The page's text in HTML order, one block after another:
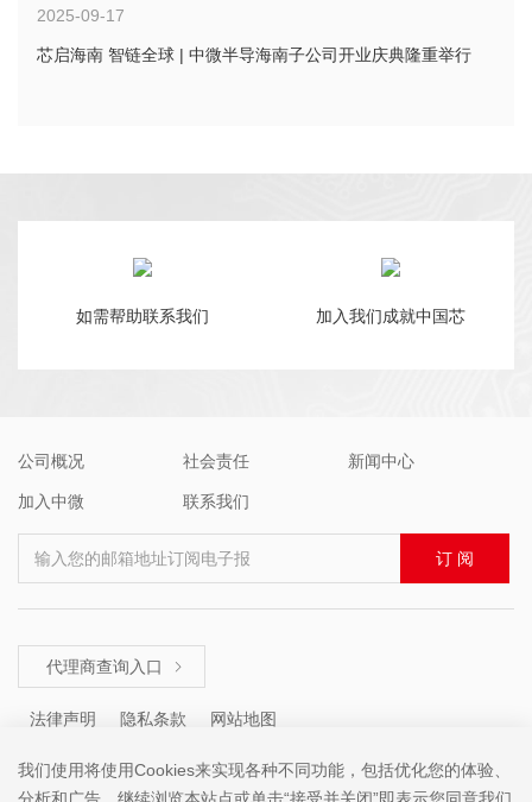
2025-09-17
芯启海南 智链全球 | 中微半导海南子公司开业庆典隆重举行
如需帮助联系我们 加入我们成就中国芯
公司概况 社会责任 新闻中心
加入中微 联系我们
输入您的邮箱地址订阅电子报 订 阅
代理商查询入口 
法律声明 隐私条款 网站地图
我们使用将使用Cookies来实现各种不同功能，包括优化您的体验、